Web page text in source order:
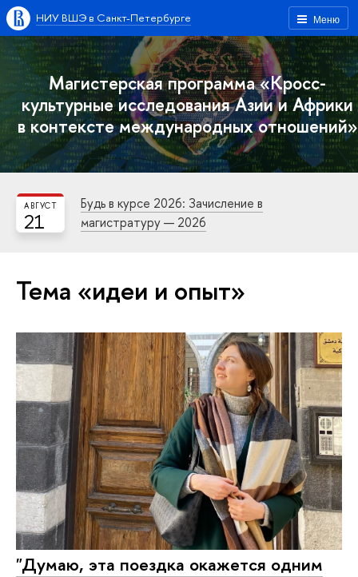
Меню
НИУ ВШЭ в Санкт-Петербурге
Магистерская программа «Кросс-
культурные исследования Азии и Африки
в контексте международных отношений»
21
АВГУСТ
Будь в курсе 2026: Зачисление в
магистратуру — 2026
Тема «идеи и опыт»
"Думаю, эта поездка окажется одним